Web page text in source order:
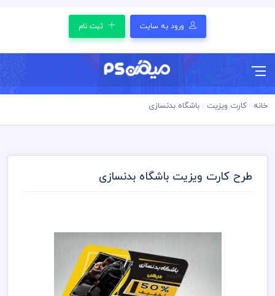
ورود به سایت ثبت نام
خانه کارت ویزیت باشگاه بدنسازی
طرح کارت ویزیت باشگاه بدنسازی